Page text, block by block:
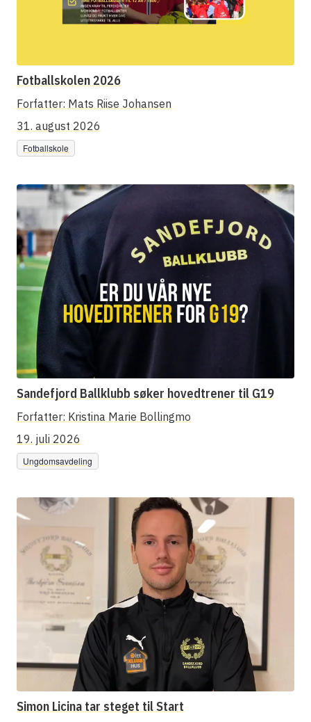
Fotballskolen 2026
Forfatter: Mats Riise Johansen
31. august 2026
Fotballskole
Sandefjord Ballklubb søker hovedtrener til G19
Forfatter: Kristina Marie Bollingmo
19. juli 2026
Ungdomsavdeling
Simon Licina tar steget til Start